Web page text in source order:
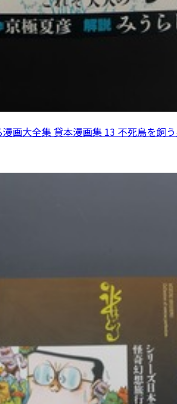
漫画大全集 貸本漫画集 13 不死鳥を飼